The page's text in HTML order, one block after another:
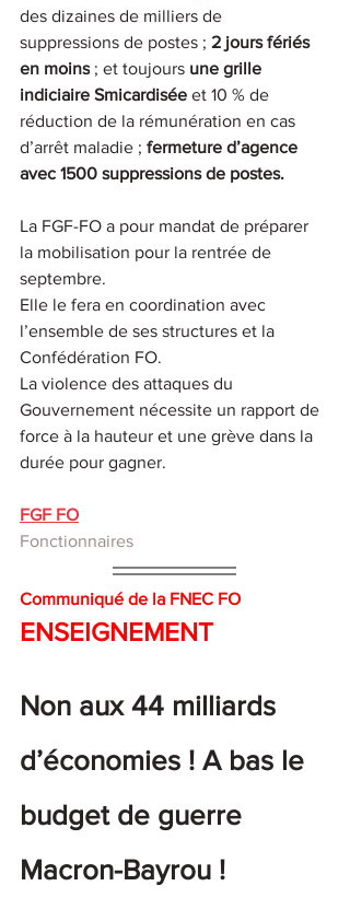
des dizaines de milliers de
suppressions de postes ; 2 jours fériés
en moins ; et toujours une grille
indiciaire Smicardisée et 10 % de
réduction de la rémunération en cas
d’arrêt maladie ; fermeture d’agence
avec 1500 suppressions de postes.
La FGF-FO a pour mandat de préparer
la mobilisation pour la rentrée de
septembre.
Elle le fera en coordination avec
l’ensemble de ses structures et la
Confédération FO.
La violence des attaques du
Gouvernement nécessite un rapport de
force à la hauteur et une grève dans la
durée pour gagner.
FGF FO
Fonctionnaires
Communiqué de la FNEC FO
ENSEIGNEMENT
Non aux 44 milliards
d’économies ! A bas le
budget de guerre
Macron-Bayrou !